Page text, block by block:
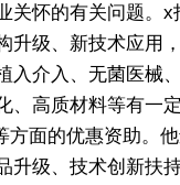
关怀的有关问题。x
升级、新技术应用
入介入、无菌医械
、高质材料等有一
方面的优惠资助。
升级、技术创新扶